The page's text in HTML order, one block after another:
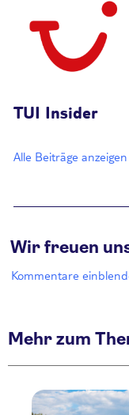
TUI Insider
Alle Beiträge anzeigen
Wir freuen
Kommentare
Mehr zum